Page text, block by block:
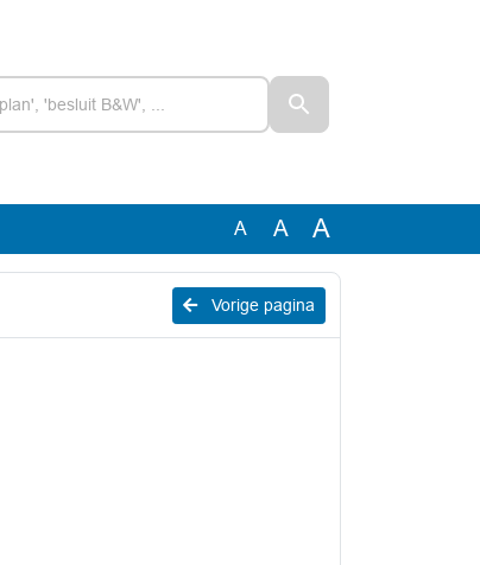
A A A
Vorige pagina